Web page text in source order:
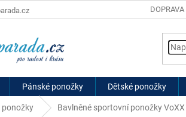
Pánské ponožky Dětské ponožky
ponožky Bavlněné sportovní ponožky